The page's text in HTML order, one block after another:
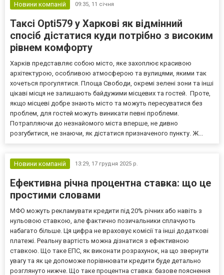
Новини компаній 09:35, 11 січня
Таксі Opti579 у Харкові як відмінний
спосіб дістатися куди потрібно з високим
рівнем комфорту
Харків представляє собою місто, яке захоплює красивою
архітектурою, особливою атмосферою та вулицями, якими так
хочеться прогулятися. Площа Свободи, окремі зелені зони та інші
цікаві місця не залишають байдужими місцевих та гостей. Проте,
якщо місцеві добре знають місто та можуть пересуватися без
проблем, для гостей можуть виникати певні проблеми.
Потрапляючи до незнайомого міста вперше, не дивно
розгубитися, не знаючи, як дістатися призначеного пункту. Ж...
Новини компаній 13:29, 17 грудня 2025 р.
Ефективна річна процентна ставка: що це
простими словами
МФО можуть рекламувати кредити під 20% річних або навіть з
нульовою ставкою, але фактично позичальники сплачують
набагато більше. Ця цифра не враховує комісії та інші додаткові
платежі. Реальну вартість можна дізнатися з ефективною
ставкою. Що таке ЕПС, як виконати розрахунок, на що звернути
увагу та як це допоможе порівнювати кредити буде детально
розглянуто нижче. Що таке процентна ставка: базове пояснення